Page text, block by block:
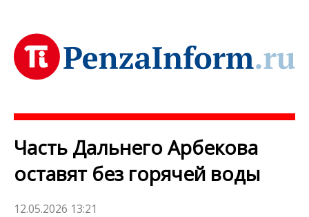
Часть Дальнего Арбекова
оставят без горячей воды
12.05.2026 13:21